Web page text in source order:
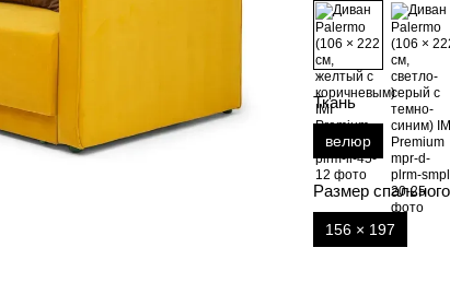
Ткань
велюр
Размер
156 × 197